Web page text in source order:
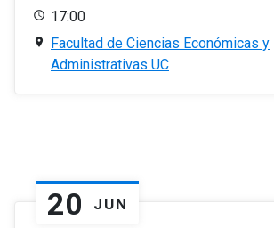
17:00
Facultad de Ciencias Económicas y
Administrativas UC
20 JUN